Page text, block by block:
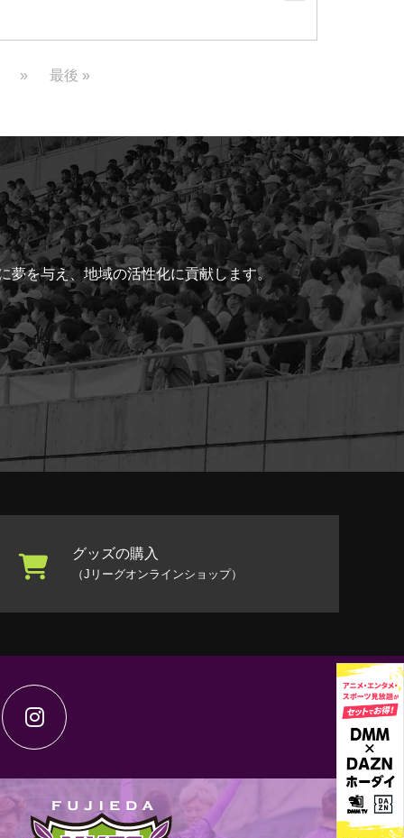
» 最後 »
夢を与え、地域の活性化に貢献します。
グッズの購入
（Jリーグオンラインショップ）